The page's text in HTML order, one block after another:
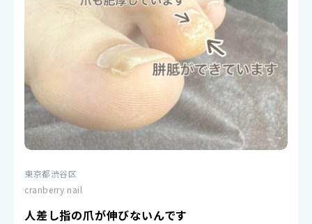
東京都渋谷区
cranberry nail
人差し指の爪が伸びないんです